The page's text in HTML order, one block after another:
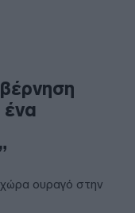
ένα
χώρα ουραγό στην